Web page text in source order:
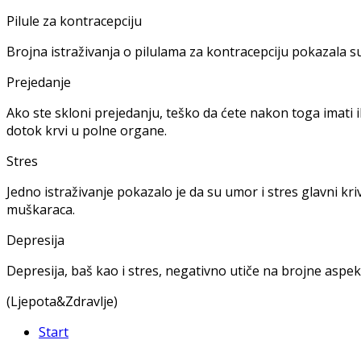
Pilule za kontracepciju
Brojna istraživanja o pilulama za kontracepciju pokazala
Prejedanje
Ako ste skloni prejedanju, teško da ćete nakon toga
dotok krvi u polne organe.
Stres
Jedno istraživanje pokazalo je da su umor i stres glavni
muškaraca.
Depresija
Depresija, baš kao i stres, negativno utiče na brojne
(Ljepota&Zdravlje)
Start